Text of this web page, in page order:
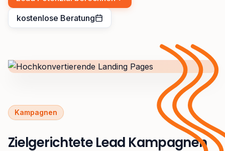
kostenlose Beratung
Kampagnen
Zielgerichtete Lead Kampagnen